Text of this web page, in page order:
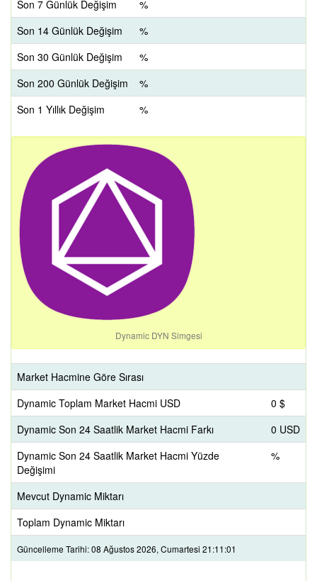
Son 7 Günlük Değişim
%
Son 14 Günlük Değişim
%
Son 30 Günlük Değişim
%
Son 200 Günlük Değişim
%
Son 1 Yıllık Değişim
%
Dynamic DYN Simgesi
Market Hacmine Göre Sırası
Dynamic Toplam Market Hacmi USD
0 $
Dynamic Son 24 Saatlik Market Hacmi Farkı
0 USD
Dynamic Son 24 Saatlik Market Hacmi Yüzde
Değişimi
%
Mevcut Dynamic Miktarı
Toplam Dynamic Miktarı
Güncelleme Tarihi: 08 Ağustos 2026, Cumartesi 21:11:01